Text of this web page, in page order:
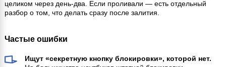
целиком через день-два. Если проливали — есть отдельный
разбор о том, что делать сразу после залития.
Частые ошибки
Ищут «секретную кнопку блокировки», которой нет.